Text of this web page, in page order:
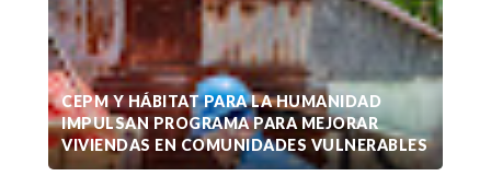
CEPM Y HÁBITAT PARA LA HUMANIDAD
IMPULSAN PROGRAMA PARA MEJORAR
VIVIENDAS EN COMUNIDADES VULNERABLES